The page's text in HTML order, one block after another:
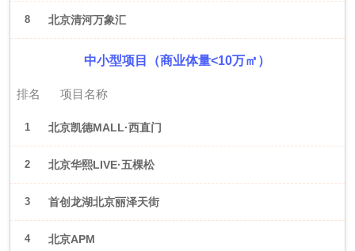
8 北京清河万象汇
中小型项目（商业体量<10万㎡）
排名 项目名称
1 北京凯德MALL·西直门
2 北京华熙LIVE·五棵松
3 首创龙湖北京丽泽天街
4 北京APM